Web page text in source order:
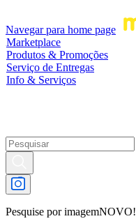
Navegar para home page
Marketplace
Produtos & Promoções
Serviço de Entregas
Info & Serviços
Pesquise por imagemNOVO!